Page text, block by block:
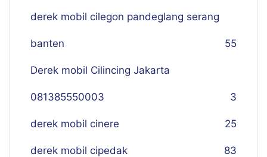
derek mobil cilegon pandeglang serang
banten 55
Derek mobil Cilincing Jakarta
081385550003 3
derek mobil cinere 25
derek mobil cipedak 83